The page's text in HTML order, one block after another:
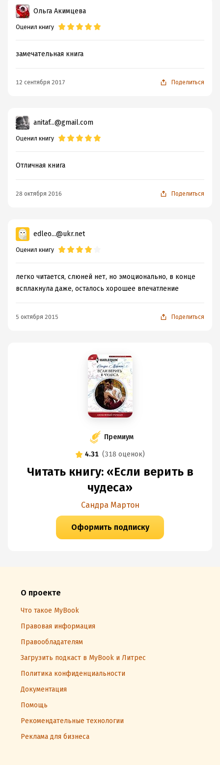
Ольга Акимцева
Оценил книгу
замечательная книга
12 сентября 2017 Поделиться
anitaf...@gmail.com
Оценил книгу
Отличная книга
28 октября 2016 Поделиться
edleo...@ukr.net
Оценил книгу
легко читается, слюней нет, но эмоционально, в конце
всплакнула даже, осталось хорошее впечатление
5 октября 2015 Поделиться
Премиум
4.31 (318 оценок)
Читать книгу: «Если верить в
чудеса»
Сандра Мартон
Оформить подписку
О проекте
Что такое MyBook
Правовая информация
Правообладателям
Загрузить подкаст в MyBook и Литрес
Политика конфиденциальности
Документация
Помощь
Рекомендательные технологии
Реклама для бизнеса